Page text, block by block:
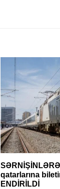
qatarlarına
ENDİRİLDİ